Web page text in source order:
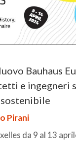
Bauhaus
e ingegneri
Pirani
da 9 al 13